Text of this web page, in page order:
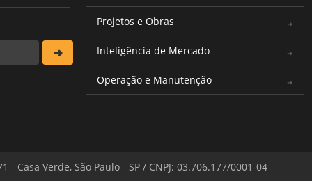
Projetos e Obras
Inteligência de Mercado
Operação e Manutenção
- Casa Verde, São Paulo - SP / CNPJ: 03.706.177/0001-04